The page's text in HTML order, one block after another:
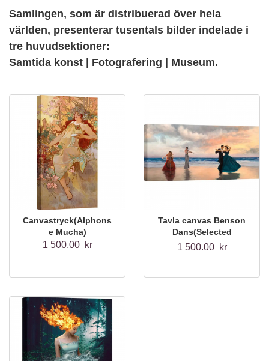
Samlingen, som är distribuerad över hela
världen, presenterar tusentals bilder indelade i
tre huvudsektioner:
Samtida konst | Fotografering | Museum.
Canvastryck(Alphons
e Mucha)
1 500.00 kr
Tavla canvas Benson
Dans(Selected
Artworks)
1 500.00 kr